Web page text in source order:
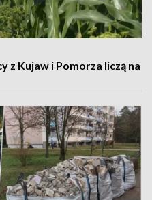
z Kujaw i Pomorza liczą na